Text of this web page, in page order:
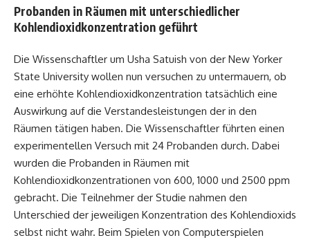
Probanden in Räumen mit unterschiedlicher
Kohlendioxidkonzentration geführt
Die Wissenschaftler um Usha Satuish von der New Yorker
State University wollen nun versuchen zu untermauern, ob
eine erhöhte Kohlendioxidkonzentration tatsächlich eine
Auswirkung auf die Verstandesleistungen der in den
Räumen tätigen haben. Die Wissenschaftler führten einen
experimentellen Versuch mit 24 Probanden durch. Dabei
wurden die Probanden in Räumen mit
Kohlendioxidkonzentrationen von 600, 1000 und 2500 ppm
gebracht. Die Teilnehmer der Studie nahmen den
Unterschied der jeweiligen Konzentration des Kohlendioxids
selbst nicht wahr. Beim Spielen von Computerspielen